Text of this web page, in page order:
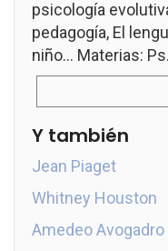
psicología
pedagogía, El
niño... Materias:
Y también
Jean Piaget
Whitney Houston
Amedeo Avogadro